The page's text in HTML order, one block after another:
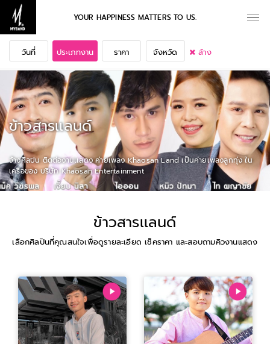
YOUR HAPPINESS MATTERS TO US.
วันที่ ประเภทงาน ราคา จังหวัด ล้าง
ข้าวสารเเลนด์
จ้างศิลปิน ติดต่องานเเสดง ค่ายเพลง Khaosan Land เป็นค่ายเพลงลูกทุ่ง ใน
เครือของ บริษัท Khaosan Entertainment
ข้าวสารเเลนด์
เลือกศิลปินที่คุณสนใจเพื่อดูรายละเอียด เช็คราคา และสอบถามคิวงานแสดง